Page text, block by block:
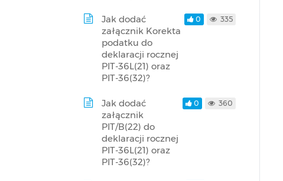
Jak dodać
załącznik Korekta
podatku do
deklaracji rocznej
PIT-36L(21) oraz
PIT-36(32)?
0 335
Jak dodać
załącznik
PIT/B(22) do
deklaracji rocznej
PIT-36L(21) oraz
PIT-36(32)?
0 360